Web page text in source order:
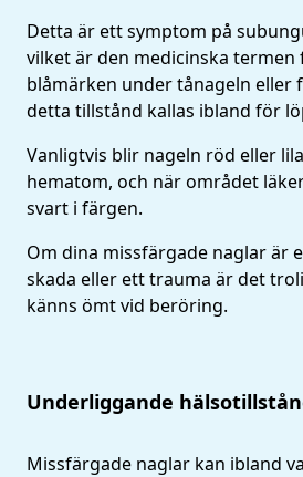
Detta är ett symptom på
vilket är den medicinska
blåmärken under tånageln eller
detta tillstånd kallas ibland för
Vanligtvis blir nageln röd eller
hematom, och när området
svart i färgen.
Om dina missfärgade naglar är
skada eller ett trauma är det
känns ömt vid beröring.
Underliggande
Missfärgade naglar kan ibland